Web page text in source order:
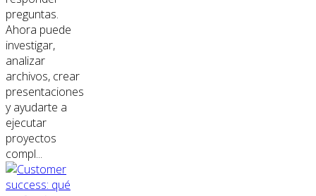
preguntas.
Ahora puede
investigar,
analizar
archivos, crear
presentaciones
y ayudarte a
ejecutar
proyectos
compl...